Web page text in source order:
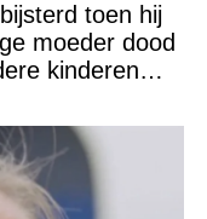
toen hij
moeder dood
kinderen